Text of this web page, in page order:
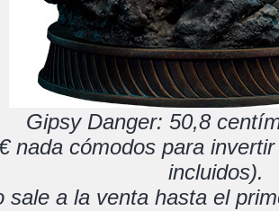
Gipsy Danger: 50,8
nada cómodos para
incluidos).
sale a la venta hasta el